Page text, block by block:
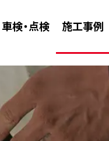
車検・点検 施工事例